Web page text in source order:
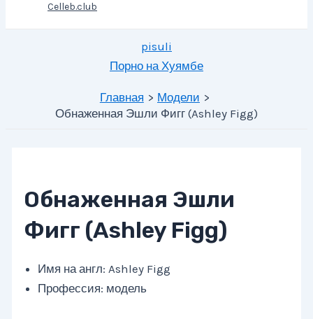
Celleb.club
pisuli
Порно на Хуямбе
Главная
Модели
Обнаженная Эшли Фигг (Ashley Figg)
Обнаженная Эшли
Фигг (Ashley Figg)
Имя на англ: Ashley Figg
Профессия: модель